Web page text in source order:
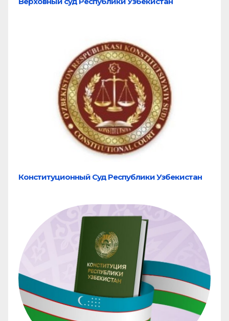
Конституционный Суд Республики Узбекистан